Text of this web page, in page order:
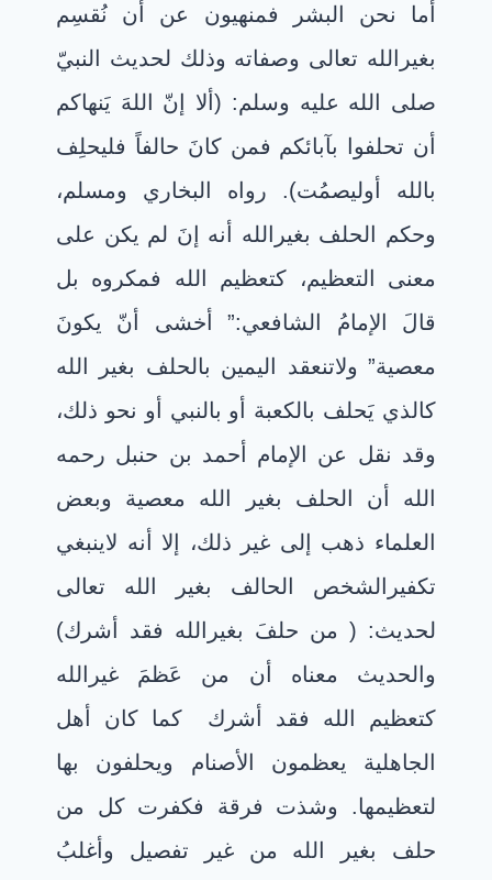
أما نحن البشر فمنهيون عن أن نُقسِم
بغيرالله تعالى وصفاته وذلك لحديث النبيّ
صلى الله عليه وسلم: (ألا إنّ اللهَ يَنهاكم
أن تحلفوا بآبائكم فمن كانَ حالفاً فليحلِف
بالله أوليصمُت). رواه البخاري ومسلم،
وحكم الحلف بغيرالله أنه إنَ لم يكن على
معنى التعظيم، كتعظيم الله فمكروه بل
قالَ الإمامُ الشافعي:” أخشى أنّ يكونَ
معصية” ولاتنعقد اليمين بالحلف بغير الله
كالذي يَحلف بالكعبة أو بالنبي أو نحو ذلك،
وقد نقل عن الإمام أحمد بن حنبل رحمه
الله أن الحلف بغير الله معصية وبعض
العلماء ذهب إلى غير ذلك، إلا أنه لاينبغي
تكفيرالشخص الحالف بغير الله تعالى
لحديث: ( من حلفَ بغيرالله فقد أشرك)
والحديث معناه أن من عَظمَ غيرالله
كتعظيم الله فقد أشرك كما كان أهل
الجاهلية يعظمون الأصنام ويحلفون بها
لتعظيمها. وشذت فرقة فكفرت كل من
حلف بغير الله من غير تفصيل وأغلبُ